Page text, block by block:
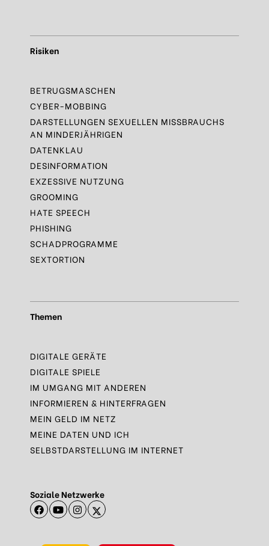
Risiken
BETRUGSMASCHEN
CYBER-MOBBING
DARSTELLUNGEN SEXUELLEN MISSBRAUCHS
AN MINDERJÄHRIGEN
DATENKLAU
DESINFORMATION
EXZESSIVE NUTZUNG
GROOMING
HATE SPEECH
PHISHING
SCHADPROGRAMME
SEXTORTION
Themen
DIGITALE GERÄTE
DIGITALE SPIELE
IM UMGANG MIT ANDEREN
INFORMIEREN & HINTERFRAGEN
MEIN GELD IM NETZ
MEINE DATEN UND ICH
SELBSTDARSTELLUNG IM INTERNET
Soziale Netzwerke